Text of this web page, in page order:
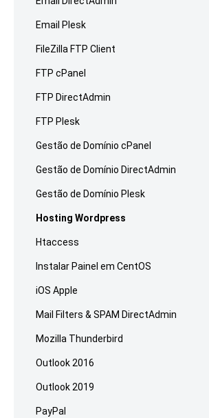
Email Plesk
FileZilla FTP Client
FTP cPanel
FTP DirectAdmin
FTP Plesk
Gestão de Domínio cPanel
Gestão de Domínio DirectAdmin
Gestão de Domínio Plesk
Hosting Wordpress
Htaccess
Instalar Painel em CentOS
iOS Apple
Mail Filters & SPAM DirectAdmin
Mozilla Thunderbird
Outlook 2016
Outlook 2019
PayPal